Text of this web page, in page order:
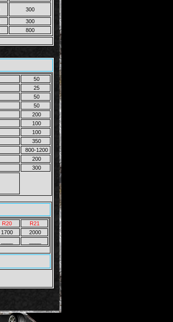
300
300
800
50
25
50
50
200
100
100
350
800-1200
200
300
R20
R21
1700
2000